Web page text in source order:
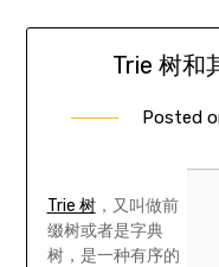
Trie 树和
Posted
Trie 树，又叫做前
缀树或者是字典
树，是一种有序的